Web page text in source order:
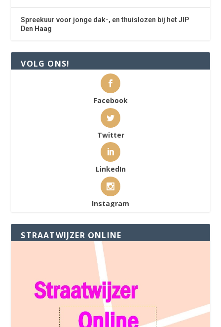
Spreekuur voor jonge dak-, en thuislozen bij het JIP
Den Haag
VOLG ONS!
Facebook
Twitter
LinkedIn
Instagram
STRAATWIJZER ONLINE